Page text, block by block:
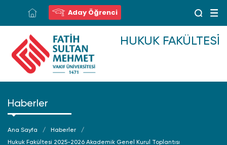
Aday Öğrenci
HUKUK FAKÜLTESI
Haberler
Ana Sayfa
Haberler
Hukuk Fakültesi 2025-2026 Akademik Genel Kurul Toplantısı